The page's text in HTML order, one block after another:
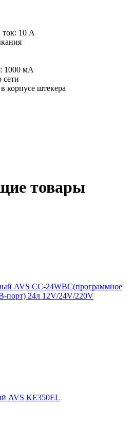
10 А
1000 мА
сети
корпусе штекера
товары
AVS CC-24WBC(программное
порт) 24л 12V/24V/220V
AVS KE350EL